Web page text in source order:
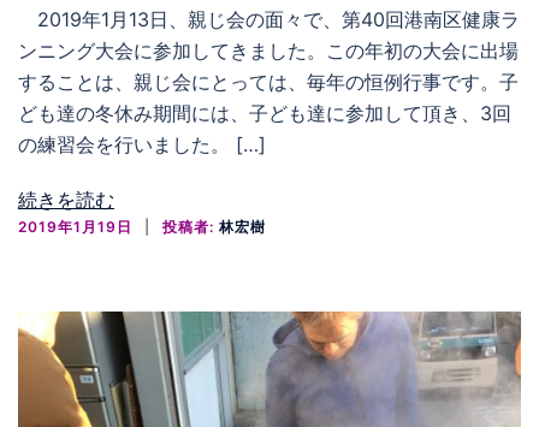
2019年1月13日、親じ会の面々で、第40回港南区健康ラ
ンニング大会に参加してきました。この年初の大会に出場
することは、親じ会にとっては、毎年の恒例行事です。子
ども達の冬休み期間には、子ども達に参加して頂き、3回
の練習会を行いました。 […]
続きを読む
2019年1月19日 投稿者: 林宏樹